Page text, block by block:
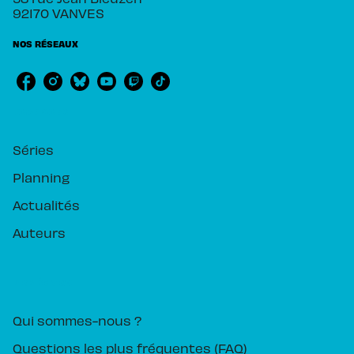
92170 VANVES
NOS RÉSEAUX
Séries
Planning
Actualités
Auteurs
Qui sommes-nous ?
Questions les plus fréquentes (FAQ)